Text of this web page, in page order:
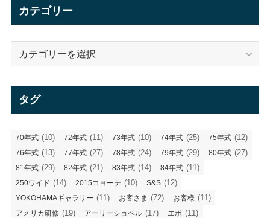
カテゴリー
タグ
70年式 (10) 72年式 (11) 73年式 (10) 74年式 (25) 75年式 (12)
76年式 (13) 77年式 (27) 78年式 (24) 79年式 (29) 80年式 (27)
81年式 (29) 82年式 (21) 83年式 (14) 84年式 (11)
250ワイド (14) 2015コヨーテ (10) S&S (12)
YOKOHAMAギャラリー (11) お客さま (72) お客様 (11)
アメリカ研修 (19) アーリーショベル (17) エボ (11)